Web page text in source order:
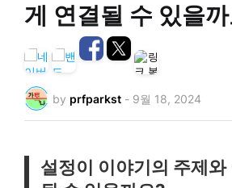
게 연결될 수 있을
by prfparkst - 9월 18, 2024
설정이 이야기의 주제와